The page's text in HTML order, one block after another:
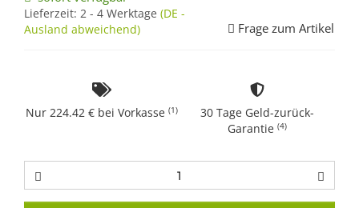
Lieferzeit: 2 - 4 Werktage (DE -
Ausland abweichend)
Frage zum Artikel
Nur 224.42 € bei Vorkasse (1)
30 Tage Geld-zurück-
Garantie (4)